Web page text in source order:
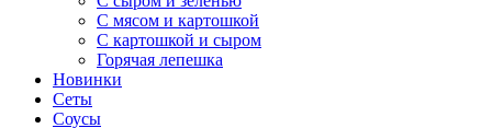
С мясом и картошкой
С картошкой и сыром
Горячая лепешка
Новинки
Сеты
Соусы